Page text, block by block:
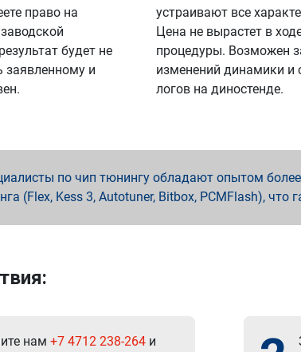
право на
будет не
заявленному и
устраивают все
Цена не вырастет в
процедуры. Возможен
изменений динамики и
логов на диностенде.
по чип тюнингу обладают опытом
(Flex, Kess 3, Autotuner, Bitbox, PCMFlash),
нам +7 4712 238-264 и